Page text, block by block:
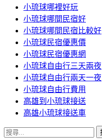
小琉球哪裡好玩
小琉球哪間民宿好
小琉球哪間民宿比較好
小琉球民宿優惠價
小琉球民宿優惠網
小琉球自由行三天兩夜
小琉球自由行兩天一夜
小琉球自由行費用
高雄到小琉球接送
高雄小琉球接送車
搜